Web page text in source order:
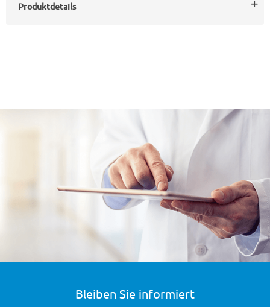
Produktdetails
Bleiben Sie informiert